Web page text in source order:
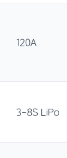
120A
3-8S LiPo